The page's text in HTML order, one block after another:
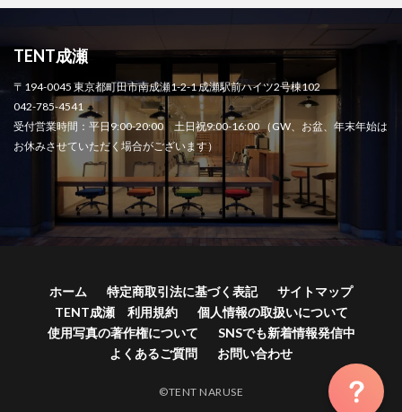
TENT成瀬
〒194-0045 東京都町田市南成瀬1-2-1 成瀬駅前ハイツ2号棟102
042-785-4541
受付営業時間：平日9:00-20:00 土日祝9:00-16:00 （GW、お盆、年末年始は
お休みさせていただく場合がございます）
ホーム 特定商取引法に基づく表記
サイトマップ
TENT成瀬 利用規約
個人情報の取扱いについて
使用写真の著作権について
SNSでも新着情報発信中
よくあるご質問
お問い合わせ
©TENT NARUSE